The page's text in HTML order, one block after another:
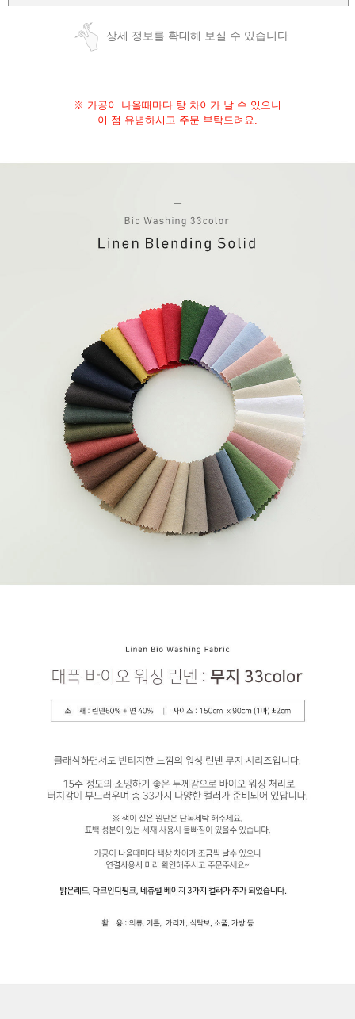
상세 정보를 확대해 보실 수 있습니다
※ 가공이 나올때마다 탕 차이가 날 수 있으니
이 점 유념하시고 주문 부탁드려요.